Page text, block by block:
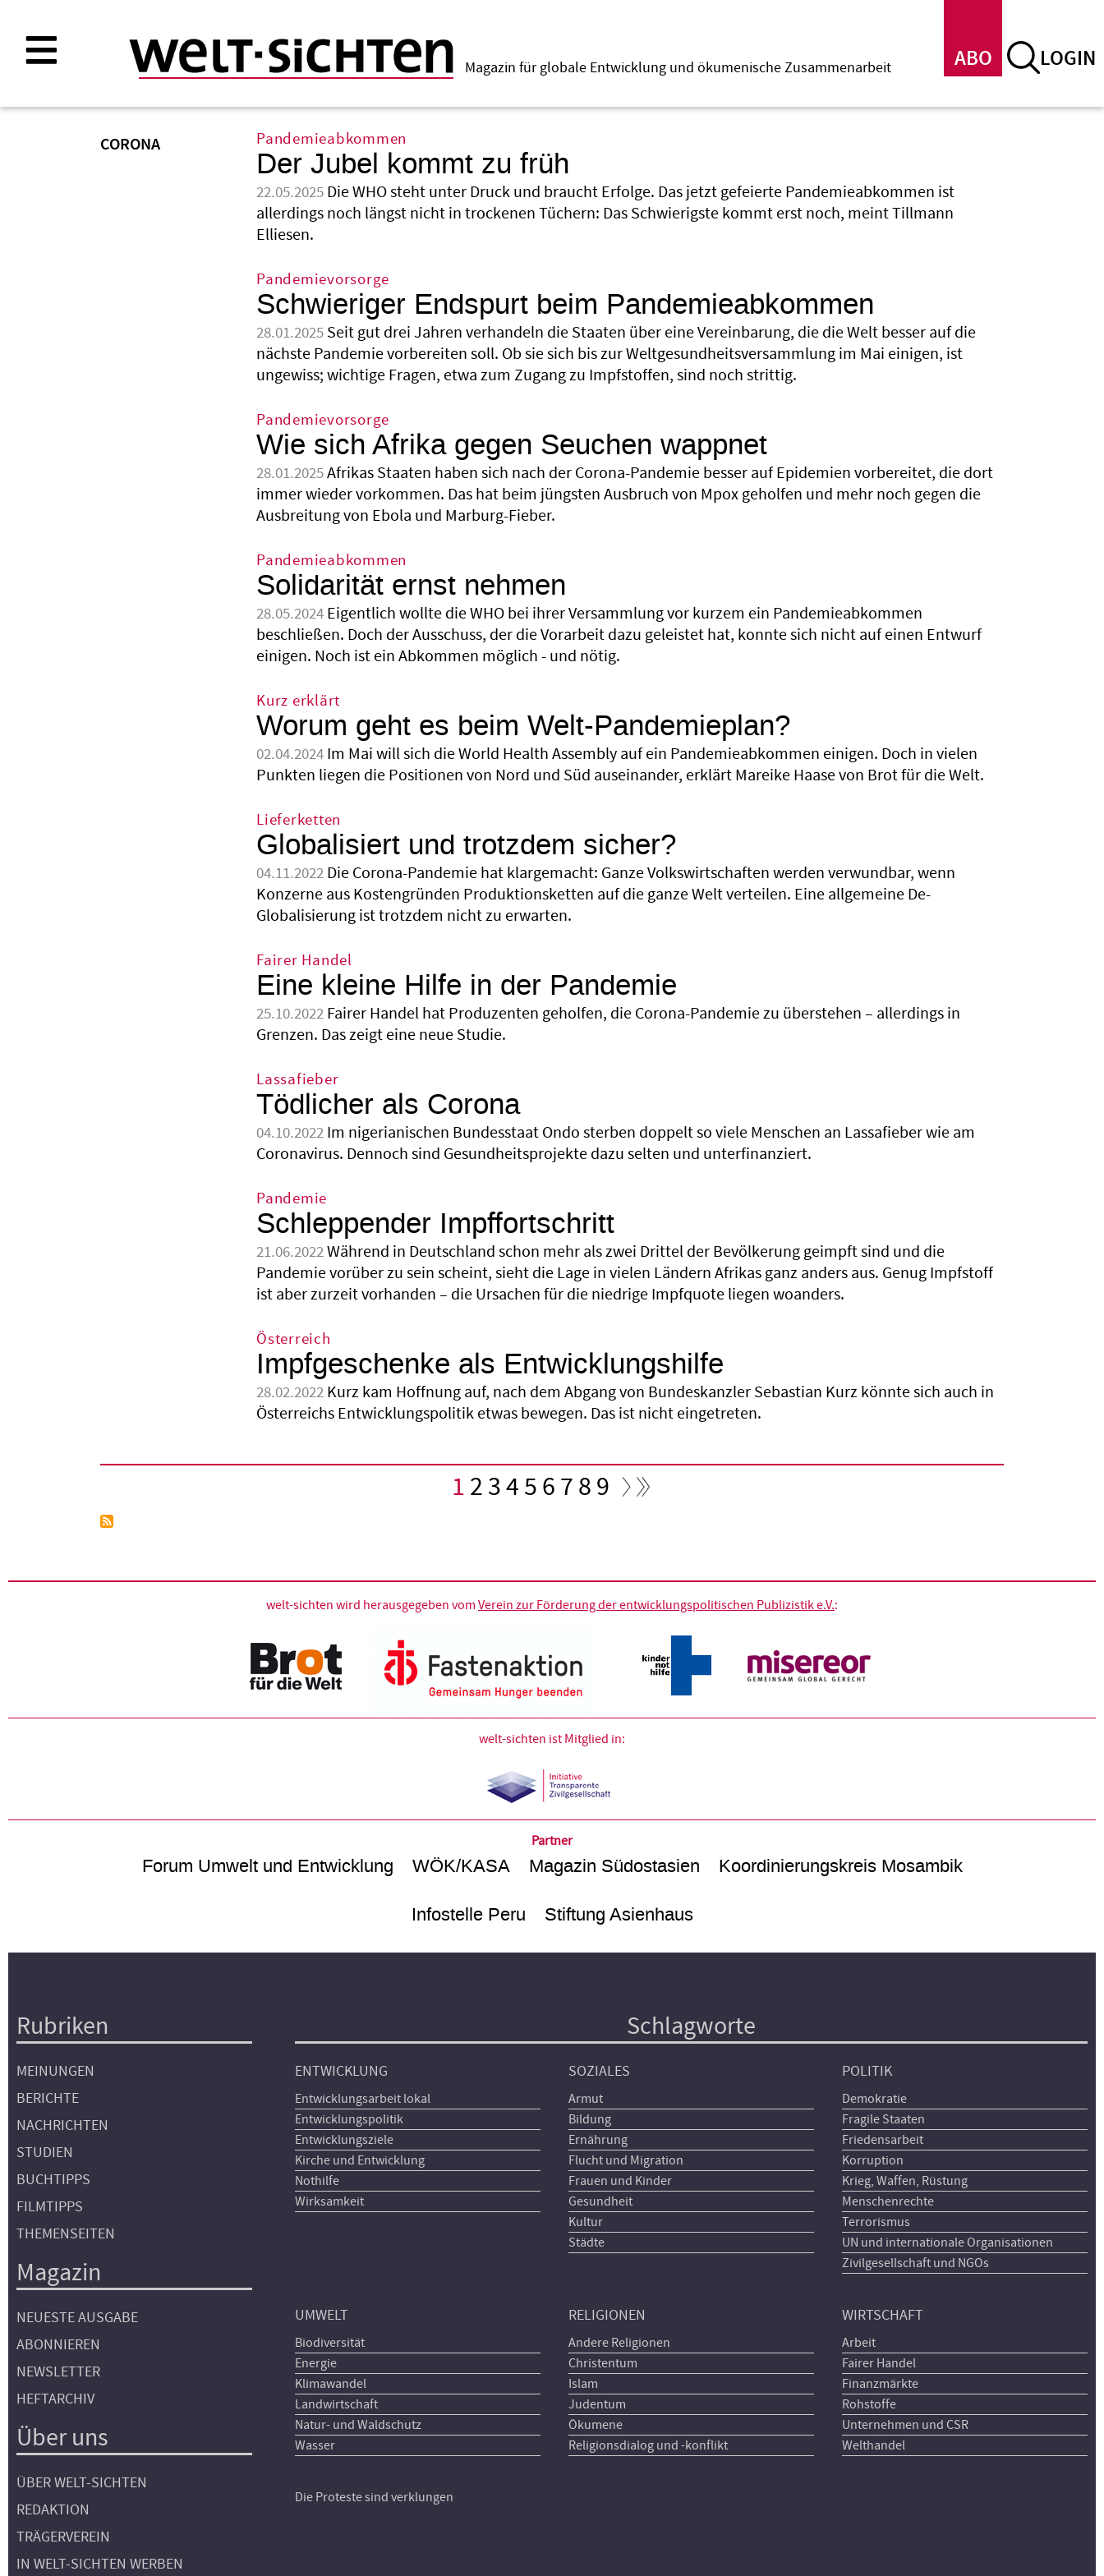
Inhalt
ABO LOGIN
Magazin für globale Entwicklung und ökumenische Zusammenarbeit
CORONA Pandemieabkommen
Der Jubel kommt zu früh
22.05.2025 Die WHO steht unter Druck und braucht Erfolge. Das jetzt gefeierte Pandemieabkommen ist
allerdings noch längst nicht in trockenen Tüchern: Das Schwierigste kommt erst noch, meint Tillmann
Elliesen.
Pandemievorsorge
Schwieriger Endspurt beim Pandemieabkommen
28.01.2025 Seit gut drei Jahren verhandeln die Staaten über eine Vereinbarung, die die Welt besser auf die
nächste Pandemie vorbereiten soll. Ob sie sich bis zur Weltgesundheitsversammlung im Mai einigen, ist
ungewiss; wichtige Fragen, etwa zum Zugang zu Impfstoffen, sind noch strittig.
Pandemievorsorge
Wie sich Afrika gegen Seuchen wappnet
28.01.2025Afrikas Staaten haben sich nach der Corona-Pandemie besser auf Epidemien vorbereitet, die dort
immer wieder vorkommen. Das hat beim jüngsten Ausbruch von Mpox geholfen und mehr noch gegen die
Ausbreitung von Ebola und Marburg-Fieber.
Pandemieabkommen
Solidarität ernst nehmen
28.05.2024 Eigentlich wollte die WHO bei ihrer Versammlung vor kurzem ein Pandemieabkommen
beschließen. Doch der Ausschuss, der die Vorarbeit dazu geleistet hat, konnte sich nicht auf einen Entwurf
einigen. Noch ist ein Abkommen möglich - und nötig.
Kurz erklärt
Worum geht es beim Welt-Pandemieplan?
02.04.2024 Im Mai will sich die World Health Assembly auf ein Pandemieabkommen einigen. Doch in vielen
Punkten liegen die Positionen von Nord und Süd auseinander, erklärt Mareike Haase von Brot für die Welt.
Lieferketten
Globalisiert und trotzdem sicher?
04.11.2022 Die Corona-Pandemie hat klargemacht: Ganze Volkswirtschaften werden verwundbar, wenn
Konzerne aus Kostengründen Produk­tionsketten auf die ganze Welt verteilen. Eine allgemeine De-
Globalisierung ist trotzdem nicht zu erwarten.
Fairer Handel
Eine kleine Hilfe in der Pandemie
25.10.2022 Fairer Handel hat Produzenten geholfen, die Corona-Pandemie zu überstehen – allerdings in
Grenzen. Das zeigt eine neue Studie.
Lassafieber
Tödlicher als Corona
04.10.2022 Im nigerianischen Bundesstaat Ondo sterben doppelt so viele Menschen an Lassafieber wie am
Coronavirus. Dennoch sind Gesundheitsprojekte dazu selten und unterfinanziert.
Pandemie
Schleppender Impffortschritt
21.06.2022Während in Deutschland schon mehr als zwei Drittel der Bevölkerung geimpft sind und die
Pandemie vorüber zu sein scheint, sieht die Lage in vielen Ländern Afrikas ganz anders aus. Genug Impfstoff
ist aber zurzeit vorhanden – die Ursachen für die niedrige Impfquote liegen woanders.
Österreich
Impfgeschenke als Entwicklungshilfe
28.02.2022 Kurz kam Hoffnung auf, nach dem Abgang von Bundeskanzler Sebastian Kurz könnte sich auch in
Österreichs Entwicklungspolitik etwas bewegen. Das ist nicht eingetreten.
Seitennummerierung
Aktuelle
1 Seite
2Seite
3Seite
4Seite
5Seite
6Seite
7Seite
8Seite
9
welt-sichten wird herausgegeben vom Verein zur Förderung der entwicklungspolitischen Publizistik e.V.:
welt-sichten ist Mitglied in:
Partner
Forum Umwelt und Entwicklung WÖK/KASA Magazin Südostasien Koordinierungskreis Mosambik
Infostelle Peru Stiftung Asienhaus
Hauptnavigation
Rubriken
MEINUNGEN
BERICHTE
NACHRICHTEN
STUDIEN
BUCHTIPPS
FILMTIPPS
THEMENSEITEN
Magazin
NEUESTE AUSGABE
ABONNIEREN
NEWSLETTER
HEFTARCHIV
Über uns
ÜBER WELT-SICHTEN
REDAKTION
TRÄGERVEREIN
IN WELT-SICHTEN WERBEN
Schlagworte
ENTWICKLUNG
Entwicklungsarbeit lokal
Entwicklungspolitik
Entwicklungsziele
Kirche und Entwicklung
Nothilfe
Wirksamkeit
SOZIALES
Armut
Bildung
Ernährung
Flucht und Migration
Frauen und Kinder
Gesundheit
Kultur
Städte
POLITIK
Demokratie
Fragile Staaten
Friedensarbeit
Korruption
Krieg, Waffen, Rüstung
Menschenrechte
Terrorismus
UN und internationale Organisationen
Zivilgesellschaft und NGOs
UMWELT
Biodiversität
Energie
Klimawandel
Landwirtschaft
Natur- und Waldschutz
Wasser
RELIGIONEN
Andere Religionen
Christentum
Islam
Judentum
Ökumene
Religionsdialog und -konflikt
WIRTSCHAFT
Arbeit
Fairer Handel
Finanzmärkte
Rohstoffe
Unternehmen und CSR
Welthandel
Die Proteste sind verklungen